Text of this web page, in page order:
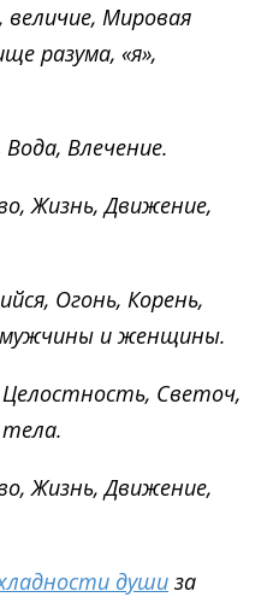
Мировая
разума, «я»,
Влечение.
Жизнь, Движение,
Огонь, Корень,
мужчины и женщины.
Целостность, Светоч,
Жизнь, Движение,
души за